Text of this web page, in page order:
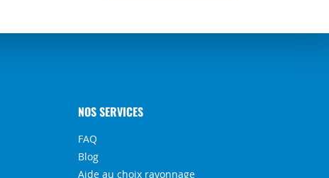
NOS SERVICES
FAQ
Blog
Aide au choix rayonnage